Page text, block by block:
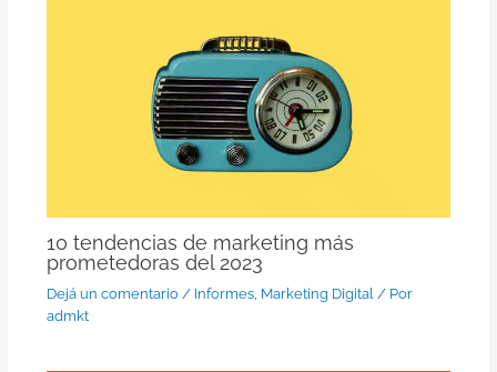
10 tendencias de marketing más
prometedoras del 2023
Dejá un comentario / Informes, Marketing Digital / Por
admkt